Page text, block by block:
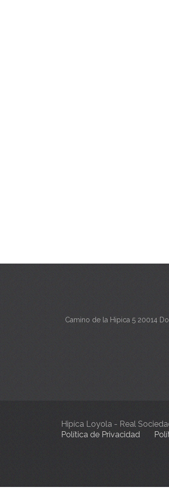
Camino de la Hipica 5 20014
Hipíca Loyola - Real
Política de Privacidad